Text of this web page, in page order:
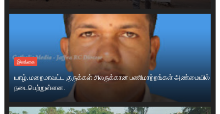
இலங்கை
யாழ். மறைமாவட்ட குருக்கள் சிலருக்கான பணிமாற்றங்கள் அண்மையில்
நடைபெற்றுள்ளன.